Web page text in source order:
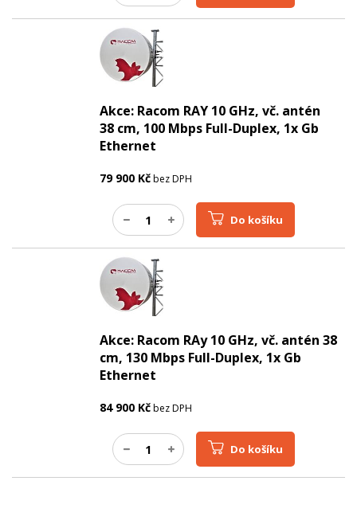
Akce: Racom RAY 10 GHz, vč. antén
38 cm, 100 Mbps Full-Duplex, 1x Gb
Ethernet
79 900 Kčbez DPH
Do košíku
Akce: Racom RAy 10 GHz, vč. antén 38
cm, 130 Mbps Full-Duplex, 1x Gb
Ethernet
84 900 Kčbez DPH
Do košíku